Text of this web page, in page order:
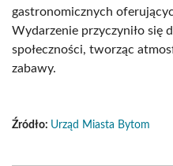
gastronomicznych
Wydarzenie przyczyniło się
społeczności, tworząc
zabawy.
Źródło: Urząd Miasta Bytom